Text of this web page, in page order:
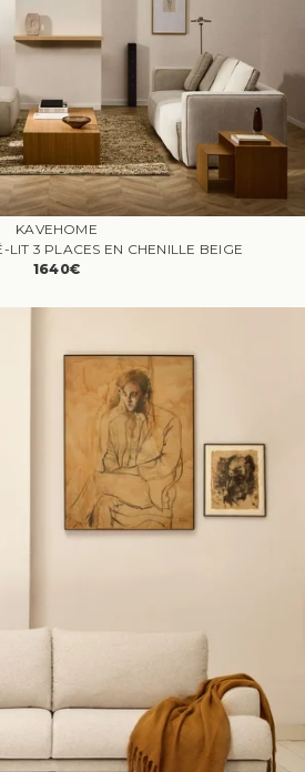
KAVEHOME
3 PLACES EN CHENILLE BEIGE
1640€